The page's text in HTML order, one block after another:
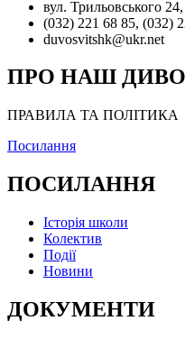
вул. Трильовського
(032) 221 68 85, (032)
duvosvitshk@ukr.net
ПРО НАШ
ПРАВИЛА ТА ПОЛІТИКА
Посилання
ПОСИЛАННЯ
Історія школи
Колектив
Події
Новини
ДОКУМЕНТИ